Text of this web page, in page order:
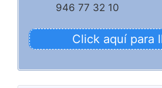
946 77 32 10
Click aquí para